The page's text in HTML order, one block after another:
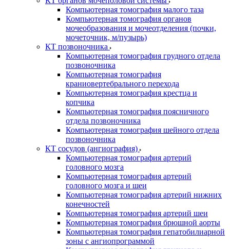
Компьютерная томография малого таза
Компьютерная томография органов
мочеобразования и мочеотделения (почки,
мочеточник, м/пузырь)
КТ позвоночника
Компьютерная томография грудного отдела
позвоночника
Компьютерная томография
краниовертебрального перехода
Компьютерная томография крестца и
копчика
Компьютерная томография поясничного
отдела позвоночника
Компьютерная томография шейного отдела
позвоночника
КТ сосудов (ангиография)
Компьютерная томография артерий
головного мозга
Компьютерная томография артерий
головного мозга и шеи
Компьютерная томография артерий нижних
конечностей
Компьютерная томография артерий шеи
Компьютерная томография брюшной аорты
Компьютерная томография гепатобилиарной
зоны с ангиопрограммой